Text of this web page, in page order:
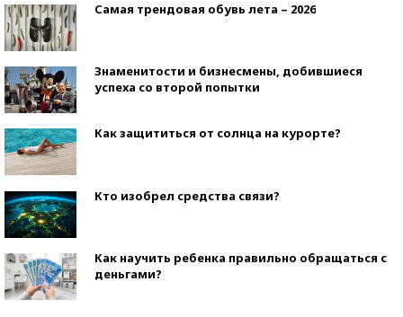
Самая трендовая обувь лета – 2026
Знаменитости и бизнесмены, добившиеся
успеха со второй попытки
Как защититься от солнца на курорте?
Кто изобрел средства связи?
Как научить ребенка правильно обращаться с
деньгами?